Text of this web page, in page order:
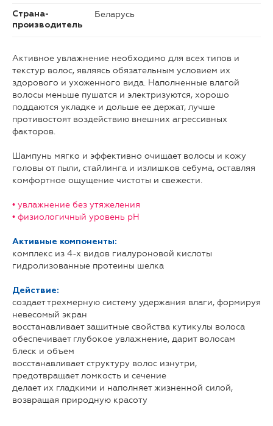
Страна-
производитель
Беларусь
Активное увлажнение необходимо для всех типов и
текстур волос, являясь обязательным условием их
здорового и ухоженного вида. Наполненные влагой
волосы меньше пушатся и электризуются, хорошо
поддаются укладке и дольше ее держат, лучше
противостоят воздействию внешних агрессивных
факторов.
Шампунь мягко и эффективно очищает волосы и кожу
головы от пыли, стайлинга и излишков себума, оставляя
комфортное ощущение чистоты и свежести.
• увлажнение без утяжеления
• физиологичный уровень pH
Активные компоненты:
комплекс из 4-х видов гиалуроновой кислоты
гидролизованные протеины шелка
Действие:
создает трехмерную систему удержания влаги, формируя
невесомый экран
восстанавливает защитные свойства кутикулы волоса
обеспечивает глубокое увлажнение, дарит волосам
блеск и объем
восстанавливает структуру волос изнутри,
предотвращает ломкость и сечение
делает их гладкими и наполняет жизненной силой,
возвращая природную красоту